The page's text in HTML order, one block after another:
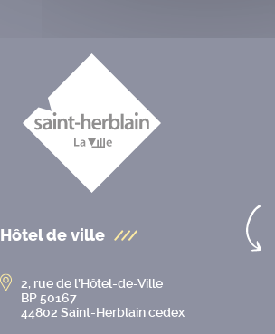
Hôtel de ville
2, rue de l’Hôtel-de-Ville
BP 50167
44802 Saint-Herblain cedex